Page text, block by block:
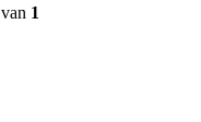
van 1